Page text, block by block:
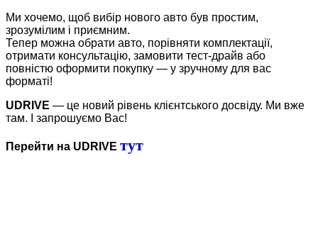
Ми хочемо, щоб вибір нового авто був простим,
зрозумілим і приємним.
Тепер можна обрати авто, порівняти комплектації,
отримати консультацію, замовити тест-драйв або
повністю оформити покупку — у зручному для вас
форматі!
UDRIVE — це новий рівень клієнтського досвіду. Ми вже
там. І запрошуємо Вас!
Перейти на UDRIVE тут